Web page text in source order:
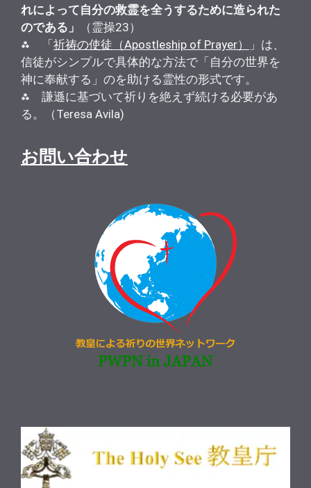
れによって自分の救霊を全うするために造られた
のである」
（霊操23）
⁂ 「祈祷の使徒（Apostleship of Prayer）
」は、
信徒がシンプルで具体的な方法で「自分の世界を
神に奉献する」のを助ける霊性の形式です。
⁂ 謙遜に基づいて祈りを絶えず続ける必要があ
る。（Teresa Avila)
お問い合わせ